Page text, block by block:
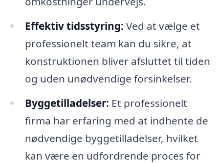
Effektiv tidsstyring: Ved at vælge et
professionelt team kan du sikre, at
konstruktionen bliver afsluttet til tiden
og uden unødvendige forsinkelser.
Byggetilladelser: Et professionelt
firma har erfaring med at indhente de
nødvendige byggetilladelser, hvilket
kan være en udfordrende proces for